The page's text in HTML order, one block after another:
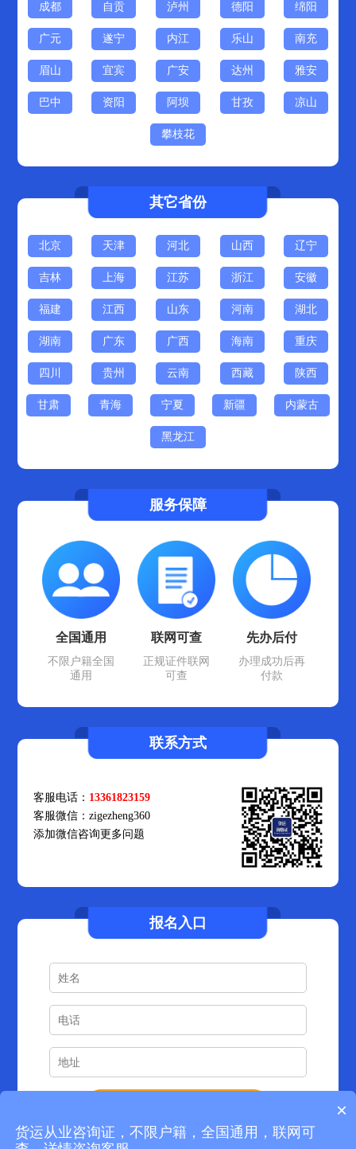
成都 自贡 泸州 德阳 绵阳
广元 遂宁 内江 乐山 南充
眉山 宜宾 广安 达州 雅安
巴中 资阳 阿坝 甘孜 凉山
攀枝花
其它省份
北京 天津 河北 山西 辽宁
吉林 上海 江苏 浙江 安徽
福建 江西 山东 河南 湖北
湖南 广东 广西 海南 重庆
四川 贵州 云南 西藏 陕西
甘肃 青海 宁夏 新疆 内蒙古
黑龙江
服务保障
全国通用
不限户籍全国
通用
联网可查
正规证件联网
可查
先办后付
办理成功后再
付款
联系方式
客服电话： 13361823159
客服微信：zigezheng360
添加微信咨询更多问题
报名入口
朱**
1317****491 22分钟前预约成功
×
货运从业咨询证，不限户籍，全国通用，联网可